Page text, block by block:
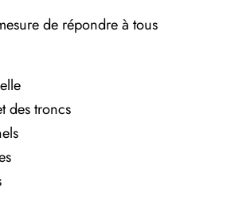
de répondre à tous
des troncs